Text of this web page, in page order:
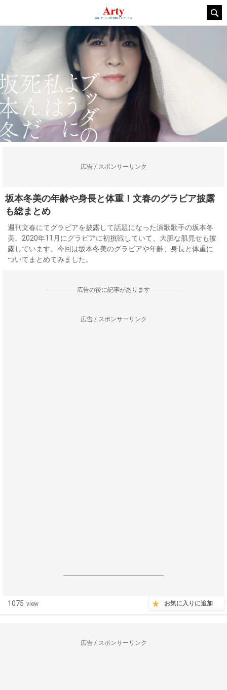
広告 / スポンサーリンク
坂本冬美の年齢や身長と体重！文春のグラビア披露
も総まとめ
週刊文春にてグラビアを披露して話題になった演歌歌手の坂本冬
美。2020年11月にグラビアに初挑戦していて、大胆な肌見せも披
露しています。今回は坂本冬美のグラビアや年齢、身長と体重に
ついてまとめてみました。
--------------------広告の後に記事があります--------------------
広告 / スポンサーリンク
------------------------------------------------------------------
1075 view お気に入りに追加
広告 / スポンサーリンク